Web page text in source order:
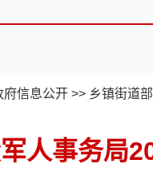
府信息公开 >> 乡镇街道
人事务局